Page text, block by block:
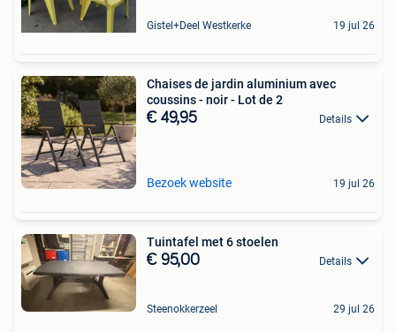
Gistel+Deel Westkerke 19 jul 26
Chaises de jardin aluminium avec
coussins - noir - Lot de 2
€ 49,95 Details
Bezoek website 19 jul 26
Tuintafel met 6 stoelen
€ 95,00 Details
Steenokkerzeel 29 jul 26